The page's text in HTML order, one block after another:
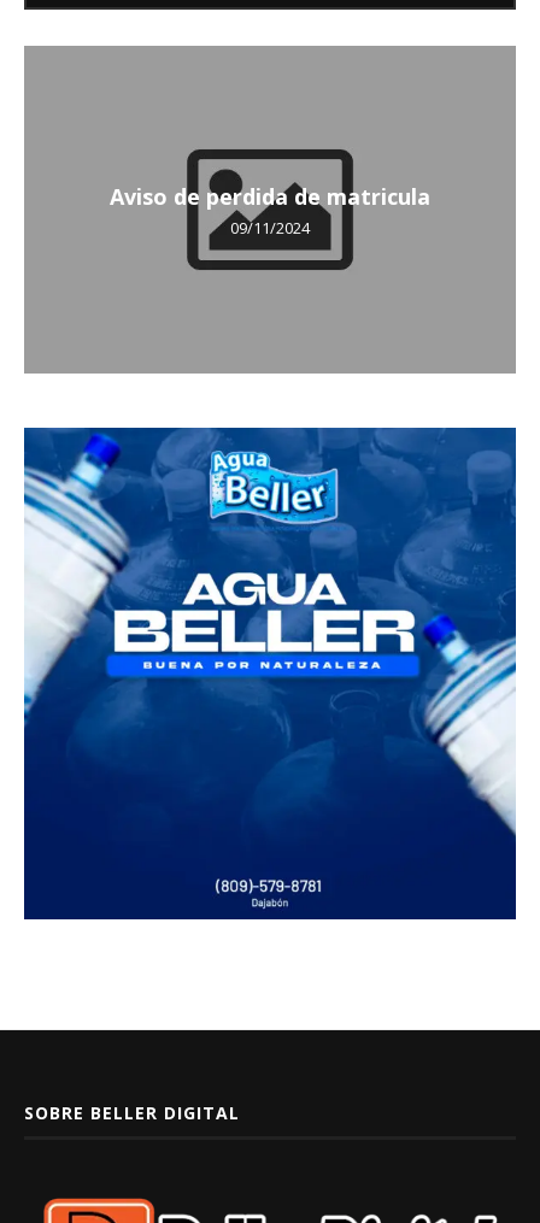
Aviso de perdida de matricula
09/11/2024
SOBRE BELLER DIGITAL